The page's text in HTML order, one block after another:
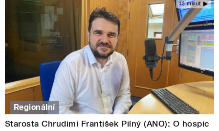
13 minut
Regionální
Starosta Chrudimi František Pilný (ANO): O hospic